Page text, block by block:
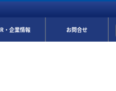
・企業情報 お問合せ